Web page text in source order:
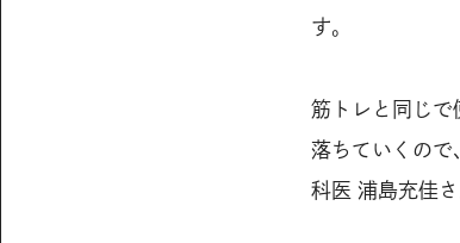
す。
筋トレと同じ
落ちていくので
科医 浦島充佳さ